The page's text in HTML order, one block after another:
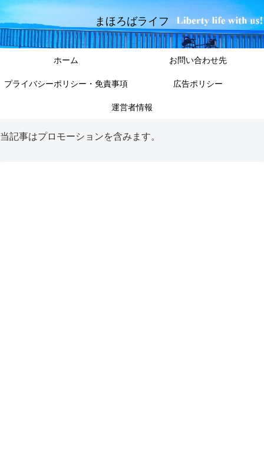
まほろばライフ
ホーム お問い合わせ先
プライバシーポリシー・免責事項 広告ポリシー
運営者情報
当記事はプロモーションを含みます。